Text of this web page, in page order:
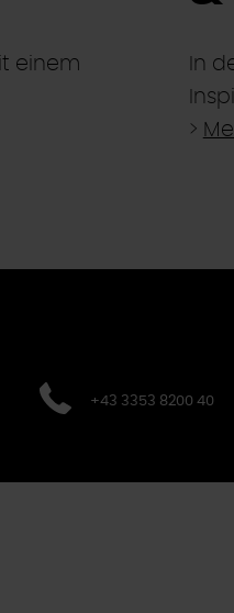
einem
In
>
+43 3353 8200 40